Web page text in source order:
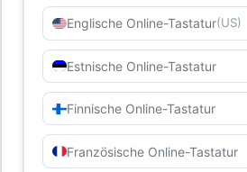
Englische Online-Tastatur(US)
Estnische Online-Tastatur
Finnische Online-Tastatur
Französische Online-Tastatur